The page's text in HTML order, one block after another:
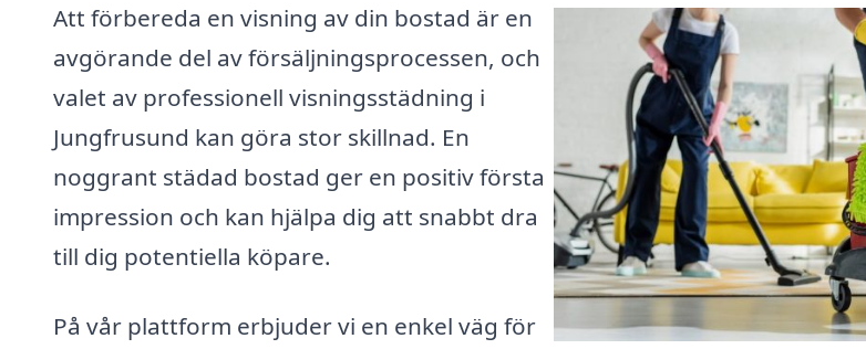
Att förbereda en visning av din bostad är en
avgörande del av försäljningsprocessen, och
valet av professionell visningsstädning i
Jungfrusund kan göra stor skillnad. En
noggrant städad bostad ger en positiv första
impression och kan hjälpa dig att snabbt dra
till dig potentiella köpare.
På vår plattform erbjuder vi en enkel väg för